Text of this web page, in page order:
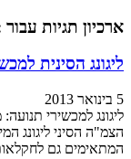
ארכיון תגיות עבור
ליגונג הסינית
5 בינואר 2013
ליגונג למכשירי
הצמ"ה הסיני ליגונג
המתאימים גם